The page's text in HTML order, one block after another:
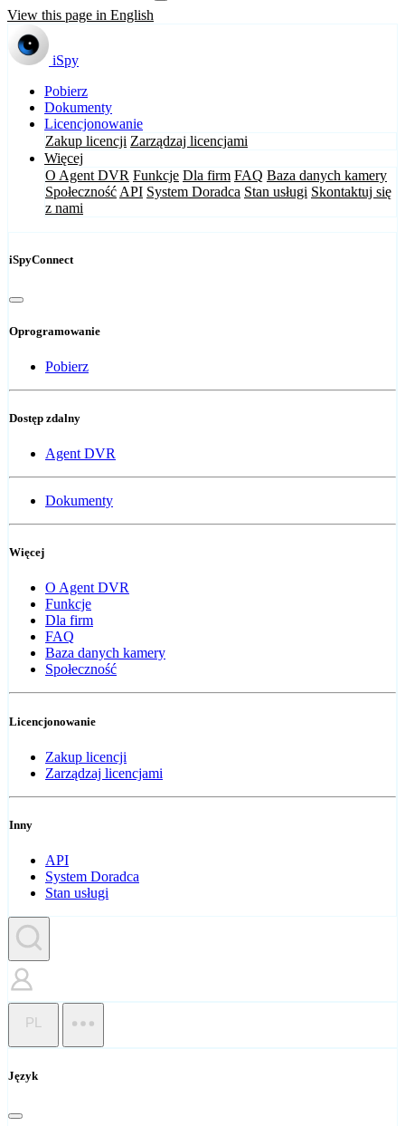
View this page in English
iSpy
Pobierz
Dokumenty
Licencjonowanie
Zakup licencji Zarządzaj licencjami
Więcej
O Agent DVR Funkcje Dla firm FAQ Baza danych kamery
Społeczność API System Doradca Stan usługi Skontaktuj się
z nami
iSpyConnect
Oprogramowanie
Pobierz
Dostęp zdalny
Agent DVR
Dokumenty
Więcej
O Agent DVR
Funkcje
Dla firm
FAQ
Baza danych kamery
Społeczność
Licencjonowanie
Zakup licencji
Zarządzaj licencjami
Inny
API
System Doradca
Stan usługi
PL
Język